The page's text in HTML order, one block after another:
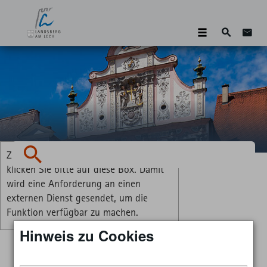
Suche
Zum Aktivieren der Vorlesefunktion
klicken Sie bitte auf diese Box. Damit
wird eine Anforderung an einen
externen Dienst gesendet, um die
Funktion verfügbar zu machen.
Suchen
Hinweis zu Cookies